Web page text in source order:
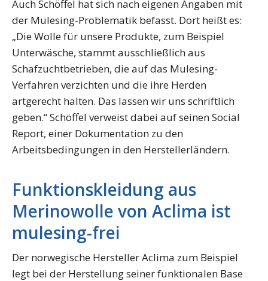
Auch Schöffel hat sich nach eigenen Angaben mit
der Mulesing-Problematik befasst. Dort heißt es:
„Die Wolle für unsere Produkte, zum Beispiel
Unterwäsche, stammt ausschließlich aus
Schafzuchtbetrieben, die auf das Mulesing-
Verfahren verzichten und die ihre Herden
artgerecht halten. Das lassen wir uns schriftlich
geben.“ Schöffel verweist dabei auf seinen Social
Report, einer Dokumentation zu den
Arbeitsbedingungen in den Herstellerländern.
Funktionskleidung aus
Merinowolle von Aclima ist
mulesing-frei
Der norwegische Hersteller Aclima zum Beispiel
legt bei der Herstellung seiner funktionalen Base